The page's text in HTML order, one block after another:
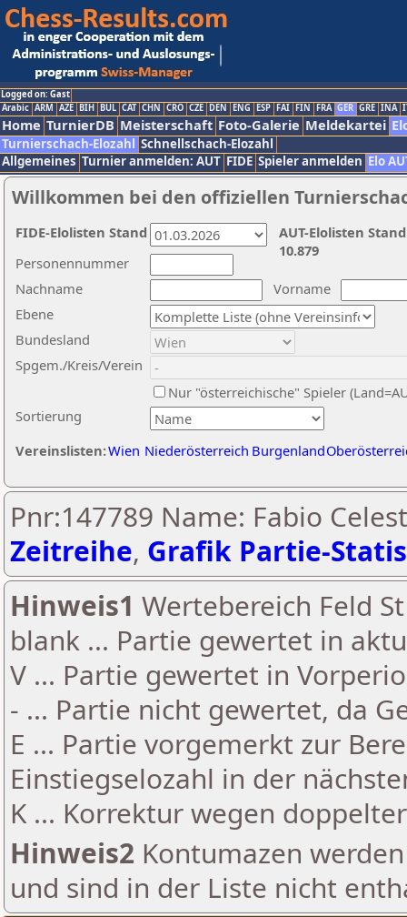
Logged on: Gast
Arabic ARM AZE BIH BUL CAT CHN CRO CZE DEN ENG ESP FAI FIN FRA GER GRE INA
Home TurnierDB Meisterschaft Foto-Galerie Meldekartei
Turnierschach-Elozahl Schnellschach-Elozahl
Allgemeines Turnier anmelden: AUT FIDE Spieler anmelden Elo
Willkommen bei den offiziellen
Nachname
Vorname
Ebene
Sortierung
Personennummer
Bundesland
Spgem./Kreis/Verein
Nur "österreichische" Spieler
Vereinslisten:Wien Niederösterreich Burgenland
AUT-Elolisten
10.879
FIDE-Elolisten Stand
Pnr:147789 Name: Fabio
Zeitreihe, Grafik Partie-
Hinweis1 Wertebereich Feld
blank ... Partie gewertet in
V ... Partie gewertet in
- ... Partie nicht gewertet, da
E ... Partie vorgemerkt zur
Einstiegselozahl in der
K ... Korrektur wegen
Hinweis2 Kontumazen
und sind in der Liste nicht